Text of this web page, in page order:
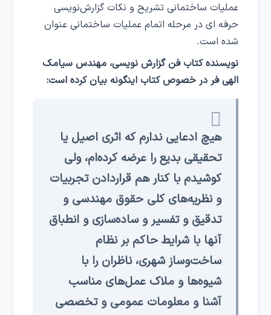
عملیات ساختمانی تشریح و نکات گزارش‌نویسی
حرفه ای در مرحله اتمام عملیات ساختمانی عنوان
شده است.
نویسنده کتاب فن گزارش نویسی، مهندس سیامک
الهی فر در خصوص کتاب اینگونه بیان کرده است:
هیچ ادعایی ندارم که اثری اصیل یا
تحقیقی بدیع را عرضه کرده‌ام، ولی
کوشیدم با کنار هم قراردادن تجربیات
و نظریه‌های کلی حقوق مهندسی و
تدقیق و تفسیر و ساده‌سازی و انطباق
آنها با شرایط حاکم بر نظام
ساخت‌وساز شهری، ناظران را با
شیوه‌ها و ملاک عمل‌های مناسب
آشنا و معلومات عمومی و تخصصی